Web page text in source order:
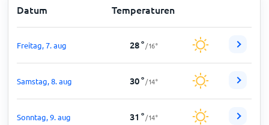
Datum Temperaturen
Freitag, 7. aug 28° /16°
Samstag, 8. aug 30° /14°
Sonntag, 9. aug 31 ° /14°